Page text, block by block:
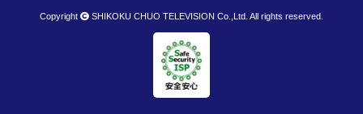
Copyright SHIKOKU CHUO TELEVISION Co.,Ltd. All rights reserved.